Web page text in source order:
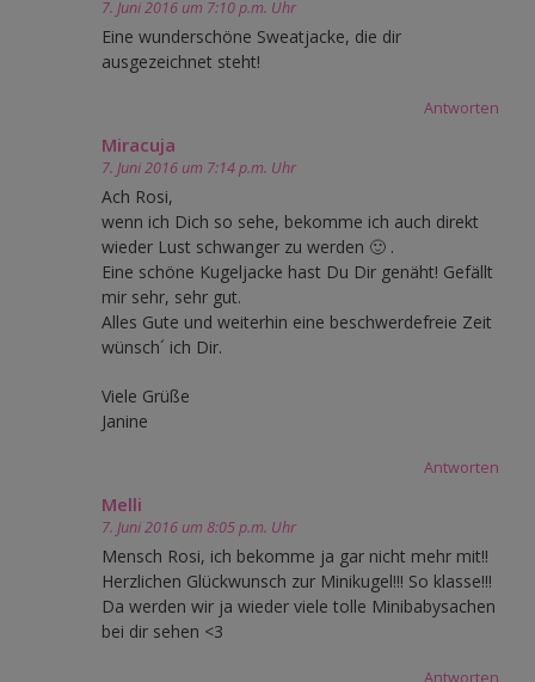
7. Juni 2016 um 7:10 p.m. Uhr
Eine wunderschöne Sweatjacke, die dir
ausgezeichnet steht!
Antworten
Miracuja
7. Juni 2016 um 7:14 p.m. Uhr
Ach Rosi,
wenn ich Dich so sehe, bekomme ich auch direkt
wieder Lust schwanger zu werden 🙂 .
Eine schöne Kugeljacke hast Du Dir genäht! Gefällt
mir sehr, sehr gut.
Alles Gute und weiterhin eine beschwerdefreie Zeit
wünsch´ ich Dir.
Viele Grüße
Janine
Antworten
Melli
7. Juni 2016 um 8:05 p.m. Uhr
Mensch Rosi, ich bekomme ja gar nicht mehr mit!!
Herzlichen Glückwunsch zur Minikugel!!! So klasse!!!
Da werden wir ja wieder viele tolle Minibabysachen
bei dir sehen <3
Antworten